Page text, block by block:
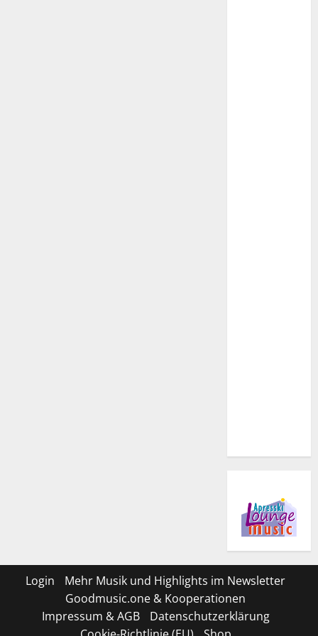
Login
Mehr Musik und Highlights im Newsletter
Goodmusic.one & Kooperationen
Impressum & AGB
Datenschutzerklärung